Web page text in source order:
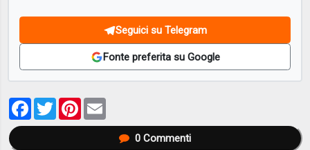
Seguici su Telegram
Fonte preferita su Google
Facebook
TwitterPinterest
0Commenti